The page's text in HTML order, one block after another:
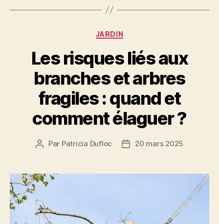
Catégories
JARDIN
Les risques liés aux
branches et arbres
fragiles : quand et
comment élaguer ?
Auteur
Par Patricia Dufloc
Date20 mars 2025